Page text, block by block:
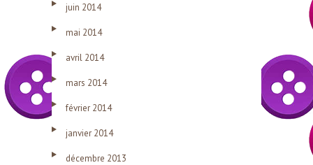
juin 2014
mai 2014
avril 2014
mars 2014
février 2014
janvier 2014
décembre 2013